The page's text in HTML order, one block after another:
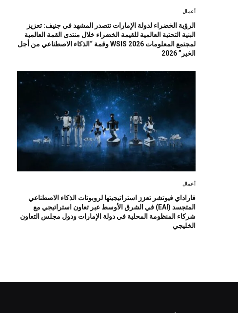
أعمال
الرؤية الخضراء لدولة الإمارات تتصدر المشهد في جنيف: تعزيز
البنية التحتية العالمية للقيمة الخضراء خلال منتدى القمة العالمية
لمجتمع المعلومات WSIS 2026 وقمة “الذكاء الاصطناعي من أجل
الخير” 2026
أعمال
فاراداي فيوتشر تعزز استراتيجيتها لروبوتات الذكاء الاصطناعي
المتجسد (EAI) في الشرق الأوسط عبر تعاون استراتيجي مع
شركاء المنظومة المحلية في دولة الإمارات ودول مجلس التعاون
الخليجي